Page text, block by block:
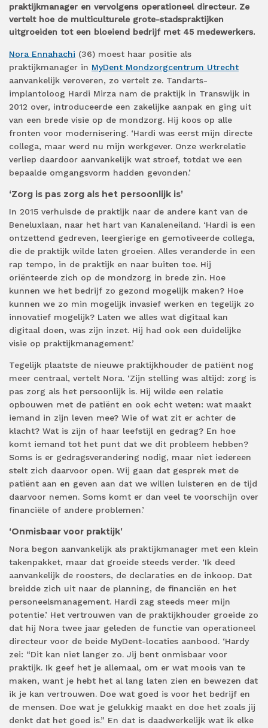
praktijkmanager en vervolgens operationeel directeur. Ze
vertelt hoe de multiculturele grote-stadspraktijken
uitgroeiden tot een bloeiend bedrijf met 45 medewerkers.
Nora Ennahachi (36) moest haar positie als
praktijkmanager in MyDent Mondzorgcentrum Utrecht
aanvankelijk veroveren, zo vertelt ze. Tandarts-
implantoloog Hardi Mirza nam de praktijk in Transwijk in
2012 over, introduceerde een zakelijke aanpak en ging uit
van een brede visie op de mondzorg. Hij koos op alle
fronten voor modernisering. ‘Hardi was eerst mijn directe
collega, maar werd nu mijn werkgever. Onze werkrelatie
verliep daardoor aanvankelijk wat stroef, totdat we een
bepaalde omgangsvorm hadden gevonden.’
‘Zorg is pas zorg als het persoonlijk is’
In 2015 verhuisde de praktijk naar de andere kant van de
Beneluxlaan, naar het hart van Kanaleneiland. ‘Hardi is een
ontzettend gedreven, leergierige en gemotiveerde collega,
die de praktijk wilde laten groeien. Alles veranderde in een
rap tempo, in de praktijk en naar buiten toe. Hij
oriënteerde zich op de mondzorg in brede zin. Hoe
kunnen we het bedrijf zo gezond mogelijk maken? Hoe
kunnen we zo min mogelijk invasief werken en tegelijk zo
innovatief mogelijk? Laten we alles wat digitaal kan
digitaal doen, was zijn inzet. Hij had ook een duidelijke
visie op praktijkmanagement.’
Tegelijk plaatste de nieuwe praktijkhouder de patiënt nog
meer centraal, vertelt Nora. ‘Zijn stelling was altijd: zorg is
pas zorg als het persoonlijk is. Hij wilde een relatie
opbouwen met de patiënt en ook echt weten: wat maakt
iemand in zijn leven mee? Wie of wat zit er achter de
klacht? Wat is zijn of haar leefstijl en gedrag? En hoe
komt iemand tot het punt dat we dit probleem hebben?
Soms is er gedragsverandering nodig, maar niet iedereen
stelt zich daarvoor open. Wij gaan dat gesprek met de
patiënt aan en geven aan dat we willen luisteren en de tijd
daarvoor nemen. Soms komt er dan veel te voorschijn over
financiële of andere problemen.’
‘Onmisbaar voor praktijk’
Nora begon aanvankelijk als praktijkmanager met een klein
takenpakket, maar dat groeide steeds verder. ‘Ik deed
aanvankelijk de roosters, de declaraties en de inkoop. Dat
breidde zich uit naar de planning, de financiën en het
personeelsmanagement. Hardi zag steeds meer mijn
potentie.’ Het vertrouwen van de praktijkhouder groeide zo
dat hij Nora twee jaar geleden de functie van operationeel
directeur voor de beide MyDent-locaties aanbood. ‘Hardy
zei: “Dit kan niet langer zo. Jij bent onmisbaar voor
praktijk. Ik geef het je allemaal, om er wat moois van te
maken, want je hebt het al lang laten zien en bewezen dat
ik je kan vertrouwen. Doe wat goed is voor het bedrijf en
de mensen. Doe wat je gelukkig maakt en doe het zoals jij
denkt dat het goed is.” En dat is daadwerkelijk wat ik elke